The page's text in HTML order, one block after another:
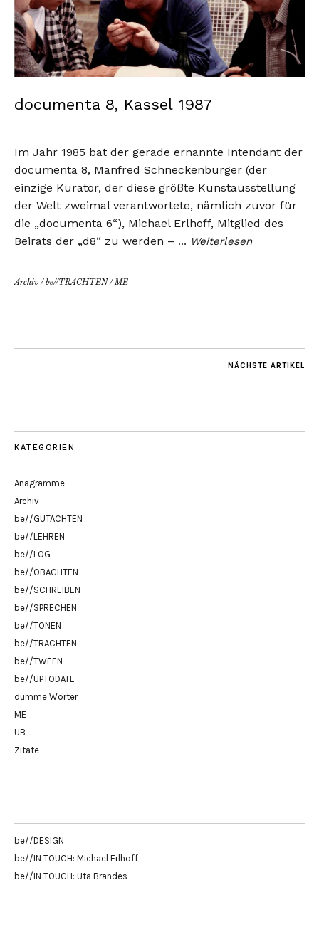
documenta 8, Kassel 1987
Im Jahr 1985 bat der gerade ernannte Intendant der
documenta 8, Manfred Schneckenburger (der
einzige Kurator, der diese größte Kunstausstellung
der Welt zweimal verantwortete, nämlich zuvor für
die „documenta 6“), Michael Erlhoff, Mitglied des
Beirats der „d8“ zu werden – … Weiterlesen
Archiv /be//TRACHTEN/ ME
NÄCHSTE ARTIKEL
KATEGORIEN
Anagramme
Archiv
be//GUTACHTEN
be//LEHREN
be//LOG
be//OBACHTEN
be//SCHREIBEN
be//SPRECHEN
be//TONEN
be//TRACHTEN
be//TWEEN
be//UPTODATE
dumme Wörter
ME
UB
Zitate
be//DESIGN
be//IN TOUCH: Michael Erlhoff
be//IN TOUCH: Uta Brandes